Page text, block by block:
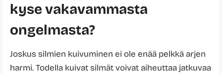
kyse vakavammasta
ongelmasta?
Joskus silmien kuivuminen ei ole enää pelkkä arjen
harmi. Todella kuivat silmät voivat aiheuttaa jatkuvaa